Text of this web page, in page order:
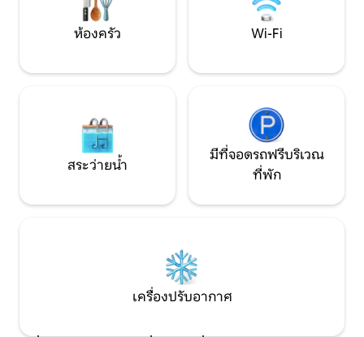
กาแฟไมโครเวฟกาต้มน้ำเครื่องปิ้งขนมปัง
และตู้เย็นขนาดใหญ่เต็มรูปแบบ ผู้เข้าพักจะ
ได้รับการต้อนรับด้วยชีสบิสกิตไวน์แดงขาว
ซีเรียลไข่ที่วางใหม่จากไก่ช่วงฟรีของเรา –
ผมครีมอาบน้ำโลชั่นอาบน้ำและสบู่ สำหรับผู้
ที่อาจลืมสิ่งของจำเป็นบางอย่างมีน้ำยาบ้วน
ปากแปรงสีฟันหมวกอาบน้ำชุดเดินทาง
(พร้อมอุปกรณ์เย็บผ้า) และแม้แต่ชุดโกน
ห้องครัว Wi-Fi
สระว่ายน้ำ
มีที่จอดรถฟรีบริเวณ
ที่พัก
เครื่องปรับอากาศ